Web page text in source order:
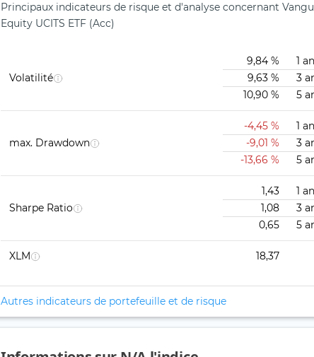
Principaux indicateurs de risque et d'analyse concernant
Equity UCITS ETF (Acc)
Volatilité
9,84 %
1 an
9,63 %
3
10,90 %
5
max. Drawdown
-4,45 %
1 an
-9,01 %
3
-13,66 %
5
Sharpe Ratio
1,43
1 an
1,08
3
0,65
5
XLM 18,37
Autres indicateurs de portefeuille et de risque